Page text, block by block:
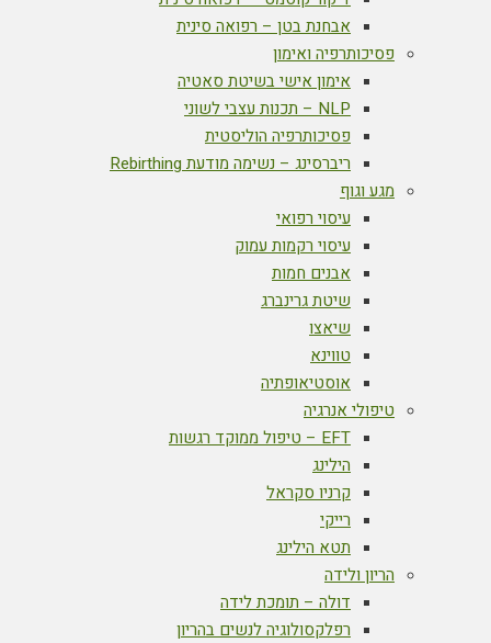
אבחנת בטן – רפואה סינית
פסיכותרפיה ואימון
אימון אישי בשיטת סאטיה
NLP – תכנות עצבי לשוני
פסיכותרפיה הוליסטית
ריברסינג – נשימה מודעת Rebirthing
מגע וגוף
עיסוי רפואי
עיסוי רקמות עמוק
אבנים חמות
שיטת גרינברג
שיאצו
טווינא
אוסטיאופתיה
טיפולי אנרגיה
EFT – טיפול ממוקד רגשות
הילינג
קרניו סקראל
רייקי
תטא הילינג
הריון ולידה
דולה – תומכת לידה
רפלקסולוגיה לנשים בהריון